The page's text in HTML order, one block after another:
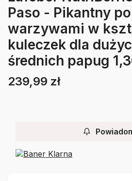
Paso - Pikantny
warzywami w
kuleczek dla
średnich papug
Etykiety
Cena
239,99 zł